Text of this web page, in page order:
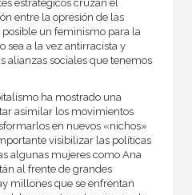
estratégicos cruzan el
entre la opresión de las
posible un feminismo para la
sea a la vez antirracista y
alianzas sociales que tenemos
ha mostrado una
asimilar los movimientos
en nuevos «nichos»
visibilizar las políticas
algunas mujeres como Ana
al frente de grandes
millones que se enfrentan